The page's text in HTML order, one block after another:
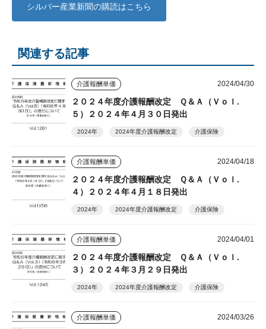
シルバー産業新聞の購読はこちら
関連する記事
介護報酬単価 2024/04/30
２０２４年度介護報酬改定 Ｑ＆Ａ（Ｖｏｌ.
５）２０２４年４月３０日発出
2024年 2024年度介護報酬改定 介護保険
介護報酬単価 2024/04/18
２０２４年度介護報酬改定 Ｑ＆Ａ（Ｖｏｌ.
４）２０２４年４月１８日発出
2024年 2024年度介護報酬改定 介護保険
介護報酬単価 2024/04/01
２０２４年度介護報酬改定 Ｑ＆Ａ（Ｖｏｌ.
３）２０２４年３月２９日発出
2024年 2024年度介護報酬改定 介護保険
介護報酬単価 2024/03/26